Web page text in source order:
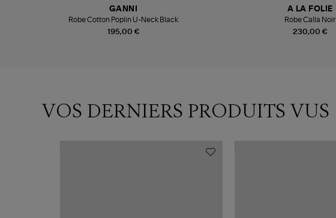
195,00 €
GANNI
Robe Cotton Poplin U-Neck Black
230,00 €
A LA FOLIE
Robe Calla Noir
VOS DERNIERS PRODUITS VUS